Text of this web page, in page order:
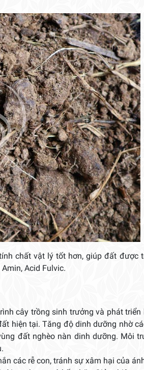
chất vật lý tốt hơn, giúp đất được
Acid Fulvic.
cây trồng sinh trưởng và phát
hiện tại. Tăng độ dinh dưỡng nhờ
đất nghèo nàn dinh dưỡng. Môi
các rễ con, tránh sự xâm hại của